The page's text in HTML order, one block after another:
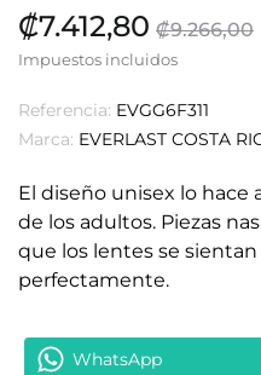
₡7.412,80 ₡9.266,00
Impuestos incluidos
Referencia: EVGG6F311
Marca: EVERLAST COSTA
El diseño unisex lo hace
de los adultos. Piezas
que los lentes se
perfectamente.
WhatsApp